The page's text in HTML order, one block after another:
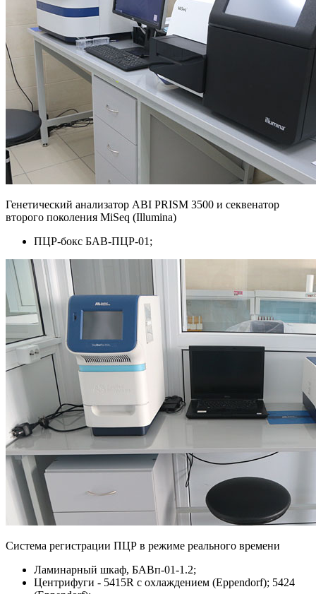
Генетический анализатор ABI PRISM 3500 и секвенатор
второго поколения MiSeq (Illumina)
ПЦР-бокс БАВ-ПЦР-01;
Система регистрации ПЦР в режиме реального времени
Ламинарный шкаф, БАВп-01-1.2;
Центрифуги - 5415R c охлаждением (Eppendorf); 5424